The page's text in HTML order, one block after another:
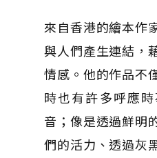
來自香港的繪本作
與人們產生連結，
情感。他的作品不
時也有許多呼應
音；像是透過鮮明
們的活力、透過灰